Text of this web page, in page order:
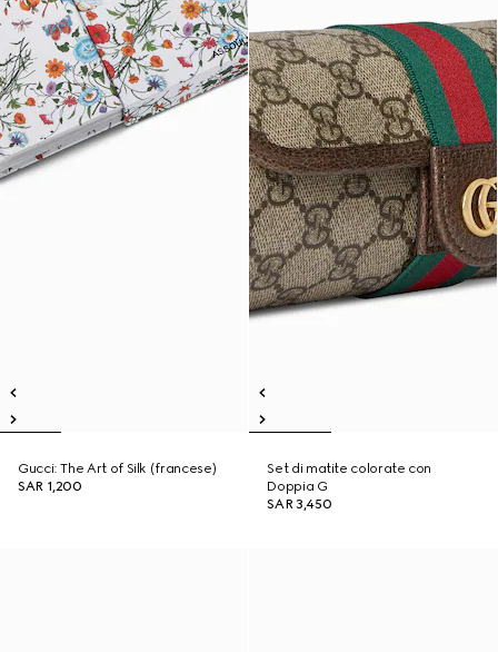
Gucci: The Art of Silk (francese)
SAR 1,200
Set di matite colorate con
Doppia G
SAR 3,450